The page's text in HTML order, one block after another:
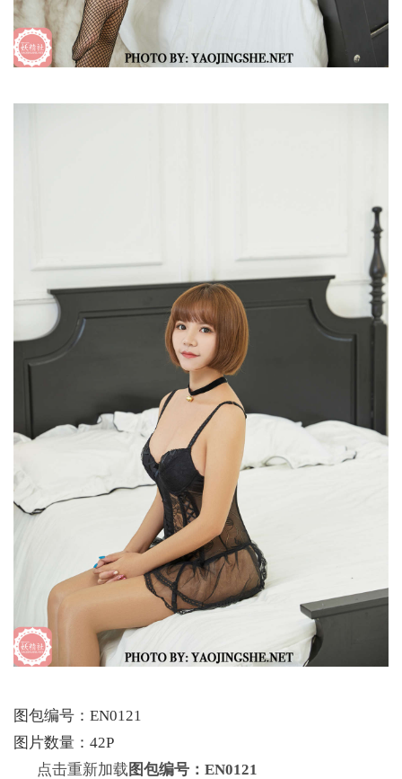
图包编号：EN0121
图片数量：42P
点击重新加载 图包编号：EN0121